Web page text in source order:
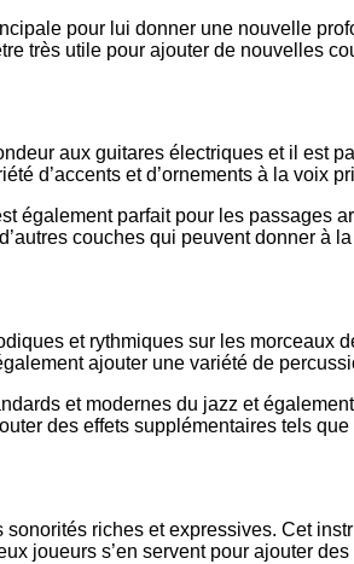
pour lui donner une nouvelle
très utile pour ajouter de nouvelles
aux guitares électriques et il est
d’accents et d’ornements à la voix
également parfait pour les
couches qui peuvent donner à
et rythmiques sur les
ajouter une variété de
et modernes du jazz et
des effets supplémentaires tels
riches et expressives. Cet
joueurs s’en servent pour ajouter